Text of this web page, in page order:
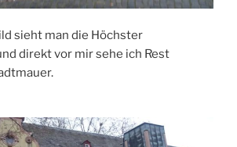
sieht man die Höchster
direkt vor mir sehe ich Rest